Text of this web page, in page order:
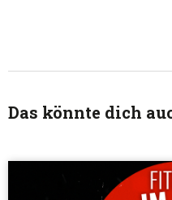
Das könnte dich